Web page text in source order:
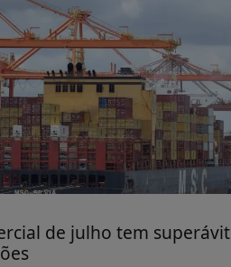
de julho tem superávit